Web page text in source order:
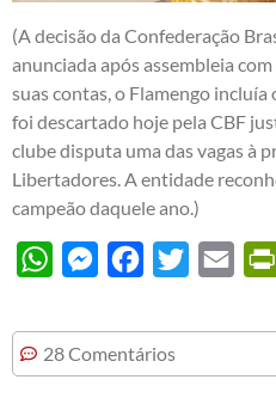
(A decisão da Confederação
anunciada após assembleia
suas contas, o Flamengo
foi descartado hoje pela CBF
clube disputa uma das vagas à
Libertadores. A entidade
campeão daquele ano.)
WhatsAppMessengerFacebook
Twitter Email
28 Comentários